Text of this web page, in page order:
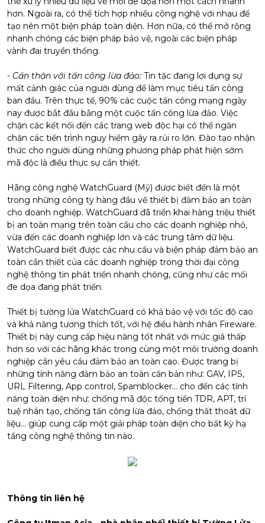
hơn. Ngoài ra, có thể tích hợp nhiều công nghệ với nhau để
tạo nên một biện pháp toàn diện. Hơn nữa, có thể mở rộng
nhanh chóng các biện pháp bảo vệ, ngoài các biện pháp
vành đai truyền thống.
- Cẩn thận với tấn công lừa đảo: Tin tặc đang lợi dụng sự
mất cảnh giác của người dùng để làm mục tiêu tấn công
ban đầu. Trên thực tế, 90% các cuộc tấn công mạng ngày
nay được bắt đầu bằng một cuộc tấn công lừa đảo. Việc
chặn các kết nối đến các trang web độc hại có thể ngăn
chặn các tiến trình nguy hiểm gây ra rủi ro lớn. Đào tạo nhận
thức cho người dùng những phương pháp phát hiện sớm
mã độc là điều thực sự cần thiết.
Hãng công nghệ WatchGuard (Mỹ) được biết đến là một
trong những công ty hàng đầu về thiết bị đảm bảo an toàn
cho doanh nghiệp. WatchGuard đã triển khai hàng triệu thiết
bị an toàn mạng trên toàn cầu cho các doanh nghiệp nhỏ,
vừa đến các doanh nghiệp lớn và các trung tâm dữ liệu.
WatchGuard biết được các nhu cầu và biện pháp đảm bảo an
toàn cần thiết của các doanh nghiệp trong thời đại công
nghệ thông tin phát triển nhanh chóng, cũng như các mối
đe dọa đang phát triển.
Thiết bị tường lửa WatchGuard có khả bảo vệ với tốc độ cao
và khả năng tương thích tốt, với hệ điều hành nhân Fireware.
Thiết bị này cung cấp hiệu năng tốt nhất với mức giá thấp
hơn so với các hãng khác trong cùng một môi trường doanh
nghiệp cần yêu cầu đảm bảo an toàn cao. Được trang bị
những tính năng đảm bảo an toàn căn bản như: GAV, IPS,
URL Filtering, App control, Spamblocker... cho đến các tính
năng toàn diện như: chống mã độc tống tiền TDR, APT, trí
tuệ nhân tạo, chống tấn công lừa đảo, chống thất thoát dữ
liệu... giúp cung cấp một giải pháp toàn diện cho bất kỳ hạ
tầng công nghệ thông tin nào.
Thông tin liên hệ